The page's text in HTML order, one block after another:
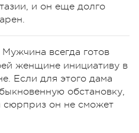
и он еще долго
Мужчина всегда готов
женщине инициативу в
Если для этого дама
обстановку,
сюрприз он не сможет